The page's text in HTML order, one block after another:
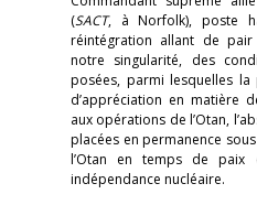
(SACT, à Norfolk), poste
réintégration allant de
notre singularité, des
posées, parmi lesquelles
d’appréciation en matière
aux opérations de l’Otan,
placées en permanence
l’Otan en temps de
indépendance nucléaire.